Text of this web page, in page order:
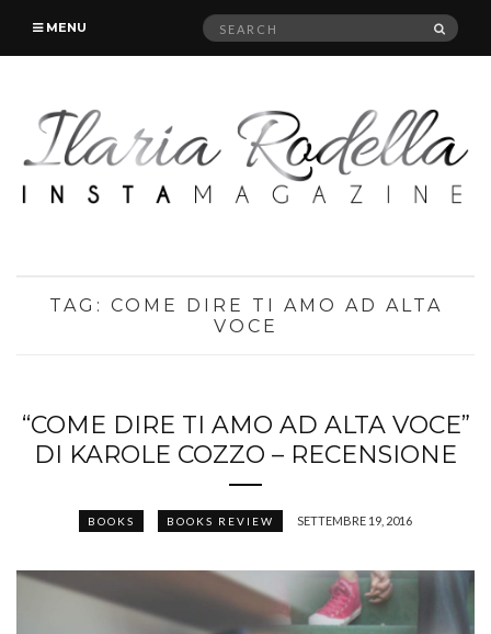
MENU
Search
TAG: COME DIRE TI AMO AD ALTA
VOCE
“COME DIRE TI AMO AD ALTA VOCE”
DI KAROLE COZZO – RECENSIONE
BOOKS BOOKS REVIEW SETTEMBRE 19, 2016